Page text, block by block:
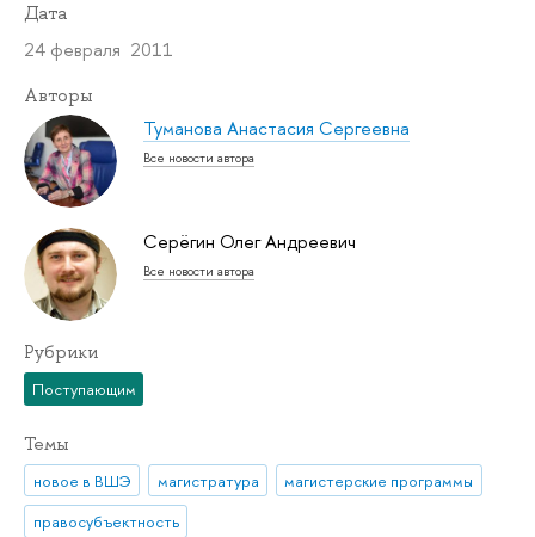
Дата
24 февраля 2011
Авторы
Туманова Анастасия Сергеевна
Все новости автора
Серёгин Олег Андреевич
Все новости автора
Рубрики
Поступающим
Темы
новое в ВШЭ магистратура
магистерские программы
правосубъектность